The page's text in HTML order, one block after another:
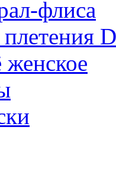
флиса
женское